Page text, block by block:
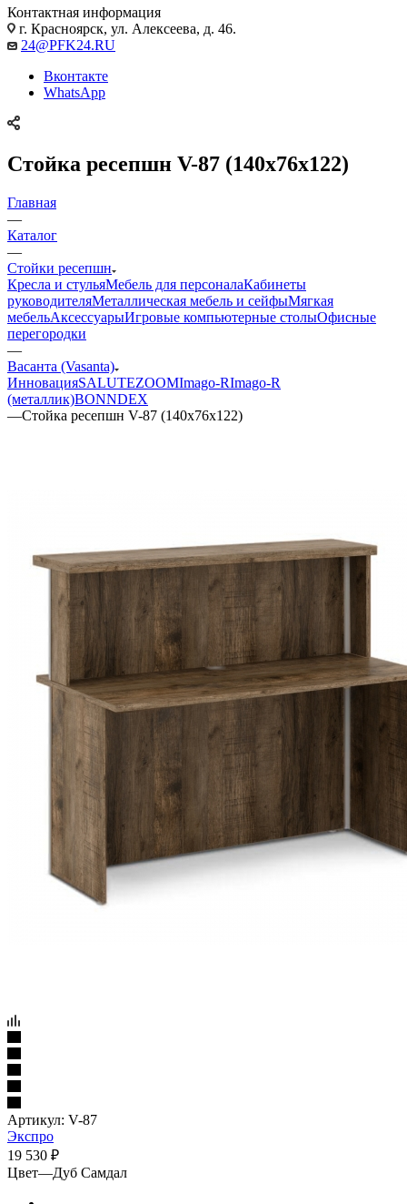
Контактная информация
г. Красноярск, ул. Алексеева, д. 46.
24@PFK24.RU
Вконтакте
WhatsApp
Стойка ресепшн V-87 (140x76x122)
Главная
—
Каталог
—
Стойки ресепшн
Кресла и стульяМебель для персоналаКабинеты
руководителяМеталлическая мебель и сейфыМягкая
мебельАксессуарыИгровые компьютерные столыОфисные
перегородки
—
Васанта (Vasanta)
ИнновацияSALUTEZOOMImago-RImago-R
(металлик)BONNDEX
—Стойка ресепшн V-87 (140x76x122)
Артикул: V-87
Экспро
19 530 ₽
Цвет—Дуб Самдал